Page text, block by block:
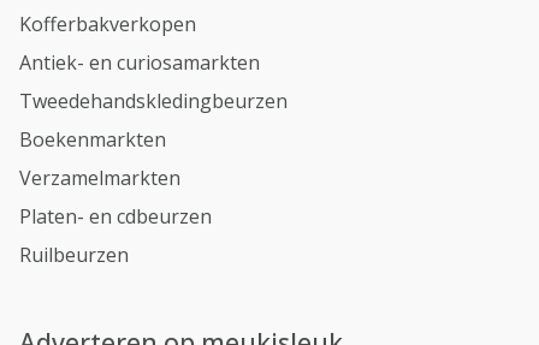
Kofferbakverkopen
Antiek- en curiosamarkten
Tweedehandskledingbeurzen
Boekenmarkten
Verzamelmarkten
Platen- en cdbeurzen
Ruilbeurzen